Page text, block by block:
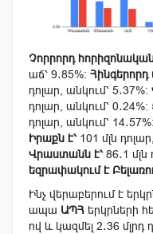
Չորրորդ
աճ՝ 9․85%։ Հինգերորդ
դոլար, անկում՝ 5․37%։
դոլար, անկում՝ 0․24%։
դոլար, անկում՝ 14․57%։
Իրաքն է՝101 մլն
Վրաստանն է՝86․1
եզրափակում է
Ինչ վերաբերում է
ապա ԱՊՀ երկրների
ով և կազմել 2․36 մլրդ